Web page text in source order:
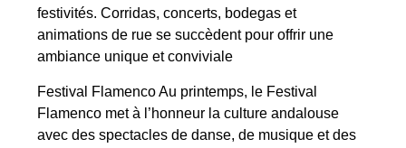
festivités. Corridas, concerts, bodegas et
animations de rue se succèdent pour offrir une
ambiance unique et conviviale
Festival Flamenco Au printemps, le Festival
Flamenco met à l’honneur la culture andalouse
avec des spectacles de danse, de musique et des